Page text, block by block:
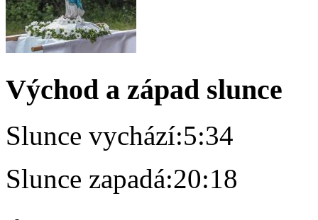
Východ a západ slunce
Slunce vychází:5:34
Slunce zapadá:20:18